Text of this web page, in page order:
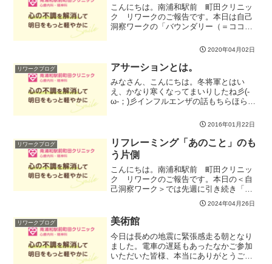
こんにちは。南浦和駅前 町田クリニッ
ク リワークのご報告です。本日は自己
洞察ワークの「バウンダリー（＝ココロ
事から「〇〇な人はどう対処？」と銘打
って、バウンダリーを超えてこちらの領
域にグイグイ入ってくる人...
2020年04月02日
リワークブログ アサーションとは。
みなさん、こんにちは。冬将軍とはい
え、かなり寒くなってまいりしたね彡(-
ω-；)彡インフルエンザの話もちらほら聞
い、人混みでのマスク着用、自分の身は
お守りくださいっ(>人<;)さて、本日はア
サーションとい...
2016年01月22日
リワークブログ
リフレーミング「あのこと」のも
う片側
こんにちは。南浦和駅前 町田クリニッ
ク リワークのご報告です。本日の＜自
己洞察ワーク＞では先週に引き続き「リ
フレーミング」に取り組みました。先週
は自分自身のことをリフレーミングしま
したが今週はしんどかった「あの時のこ
と」をリフレーミングして...
2024年04月26日
リワークブログ 美術館
今日は長めの地震に緊張感走る朝となり
ました。電車の遅延もあったなかご参加
いただいた皆様、本当にありがとうござ